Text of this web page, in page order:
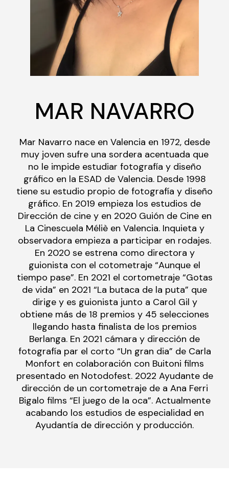
MAR NAVARRO
Mar Navarro nace en Valencia en 1972, desde
muy joven sufre una sordera acentuada que
no le impide estudiar fotografía y diseño
gráfico en la ESAD de Valencia. Desde 1998
tiene su estudio propio de fotografía y diseño
gráfico. En 2019 empieza los estudios de
Dirección de cine y en 2020 Guión de Cine en
La Cinescuela Méliè en Valencia. Inquieta y
observadora empieza a participar en rodajes.
En 2020 se estrena como directora y
guionista con el cotometraje “Aunque el
tiempo pase”. En 2021 el cortometraje “Gotas
de vida” en 2021 “La butaca de la puta” que
dirige y es guionista junto a Carol Gil y
obtiene más de 18 premios y 45 selecciones
llegando hasta finalista de los premios
Berlanga. En 2021 cámara y dirección de
fotografía par el corto “Un gran dia” de Carla
Monfort en colaboración con Buitoni films
presentado en Notodofest. 2022 Ayudante de
dirección de un cortometraje de a Ana Ferri
Bigalo films “El juego de la oca”. Actualmente
acabando los estudios de especialidad en
Ayudantía de dirección y producción.